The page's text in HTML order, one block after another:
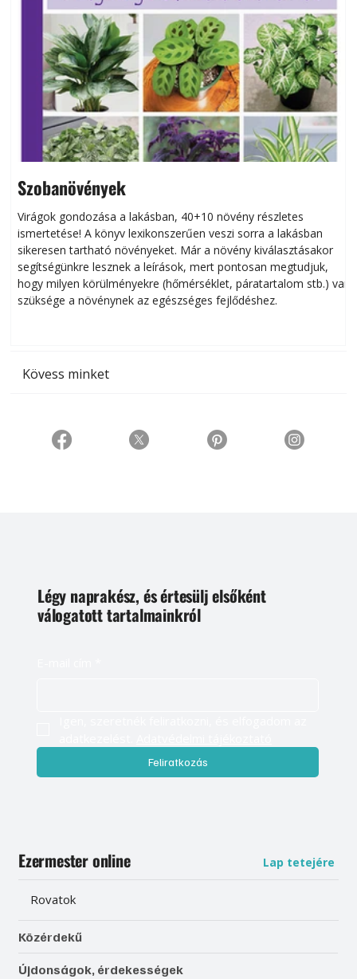
Szobanövények
Virágok gondozása a lakásban, 40+10 növény részletes
ismertetése! A könyv lexikonszerűen veszi sorra a lakásban
sikeresen tart­ha­tó növényeket. Már a növény kiválasztásakor
segítségünkre lesznek a leírások, mert pontosan megtudjuk,
hogy milyen körülményekre (hőmérséklet, páratartalom stb.) van
szüksége a növénynek az egészséges fejlődéshez.
Kövess minket
Légy naprakész, és értesülj elsőként
válogatott tartalmainkról
Feliratkozás
Ezermester online Lap tetejére
Rovatok
Közérdekű
Újdonságok, érdekességek